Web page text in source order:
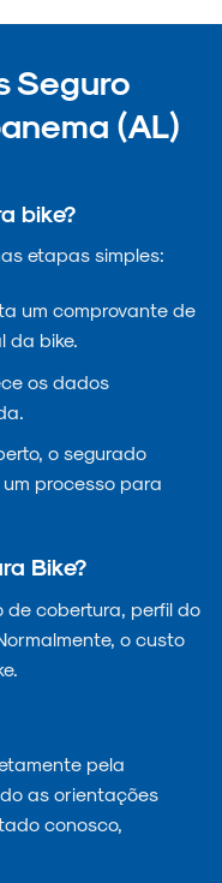
Seguro
(AL)
bike?
etapas simples:
um comprovante de
da bike.
os dados
o segurado
processo para
Bike?
de cobertura, perfil do
o custo
pela
as orientações
conosco,